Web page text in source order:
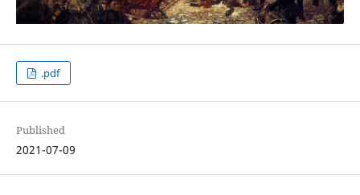
.pdf
Published
2021-07-09